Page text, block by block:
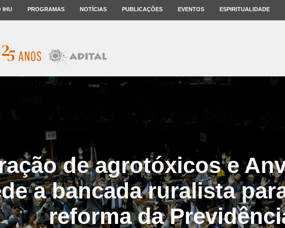
IHU PROGRAMAS NOTÍCIAS PUBLICAÇÕES EVENTOS ESPIRITUALIDADE
de agrotóxicos e
a bancada ruralista
reforma da